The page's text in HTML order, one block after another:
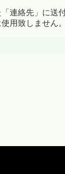
連絡先」に送付
用致しません。